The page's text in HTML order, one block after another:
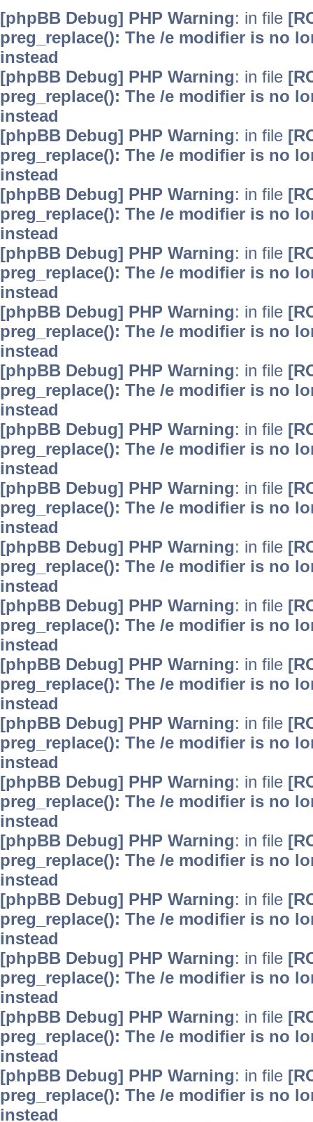
[phpBB Debug] PHP Warning: in file
preg_replace(): The /e modifier is no
instead
[phpBB Debug] PHP Warning: in file
preg_replace(): The /e modifier is no
instead
[phpBB Debug] PHP Warning: in file
preg_replace(): The /e modifier is no
instead
[phpBB Debug] PHP Warning: in file
preg_replace(): The /e modifier is no
instead
[phpBB Debug] PHP Warning: in file
preg_replace(): The /e modifier is no
instead
[phpBB Debug] PHP Warning: in file
preg_replace(): The /e modifier is no
instead
[phpBB Debug] PHP Warning: in file
preg_replace(): The /e modifier is no
instead
[phpBB Debug] PHP Warning: in file
preg_replace(): The /e modifier is no
instead
[phpBB Debug] PHP Warning: in file
preg_replace(): The /e modifier is no
instead
[phpBB Debug] PHP Warning: in file
preg_replace(): The /e modifier is no
instead
[phpBB Debug] PHP Warning: in file
preg_replace(): The /e modifier is no
instead
[phpBB Debug] PHP Warning: in file
preg_replace(): The /e modifier is no
instead
[phpBB Debug] PHP Warning: in file
preg_replace(): The /e modifier is no
instead
[phpBB Debug] PHP Warning: in file
preg_replace(): The /e modifier is no
instead
[phpBB Debug] PHP Warning: in file
preg_replace(): The /e modifier is no
instead
[phpBB Debug] PHP Warning: in file
preg_replace(): The /e modifier is no
instead
[phpBB Debug] PHP Warning: in file
preg_replace(): The /e modifier is no
instead
[phpBB Debug] PHP Warning: in file
preg_replace(): The /e modifier is no
instead
[phpBB Debug] PHP Warning: in file
preg_replace(): The /e modifier is no
instead